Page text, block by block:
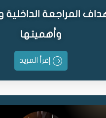
المراجعة الداخلية
وأهميتها
إقرأ المزيد